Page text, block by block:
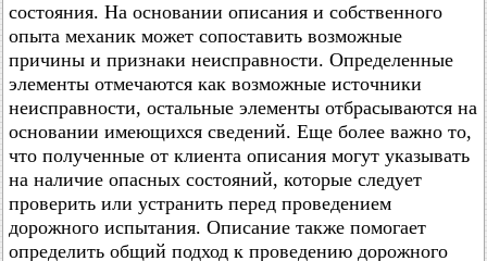
состояния. На основании описания и собственного
опыта механик может сопоставить возможные
причины и признаки неисправности. Определенные
элементы отмечаются как возможные источники
неисправности, остальные элементы отбрасываются на
основании имеющихся сведений. Еще более важно то,
что полученные от клиента описания могут указывать
на наличие опасных состояний, которые следует
проверить или устранить перед проведением
дорожного испытания. Описание также помогает
определить общий подход к проведению дорожного